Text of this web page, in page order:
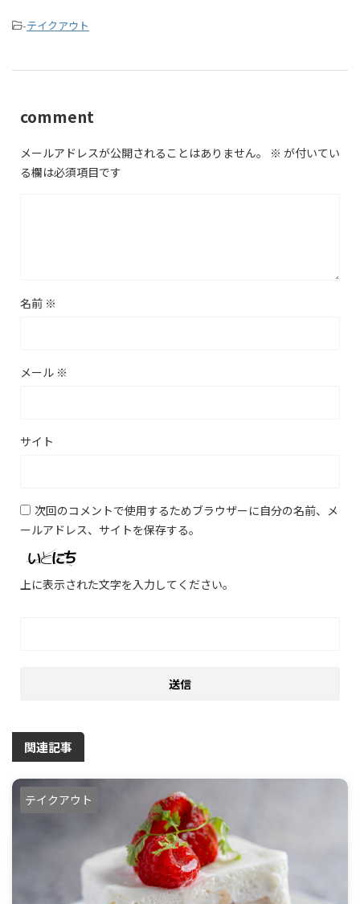
-テイクアウト
comment
メールアドレスが公開されることはありません。 ※ が付いてい
る欄は必須項目です
名前 ※
メール ※
サイト
次回のコメントで使用するためブラウザーに自分の名前、メ
ールアドレス、サイトを保存する。
上に表示された文字を入力してください。
関連記事
テイクアウト